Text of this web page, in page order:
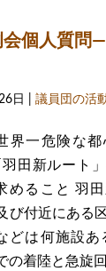
個人質問
日 | 議員団の活
界一危険な都
羽田新ルート
めること 羽田
び付近にある
どは何施設あ
の着陸と急旋